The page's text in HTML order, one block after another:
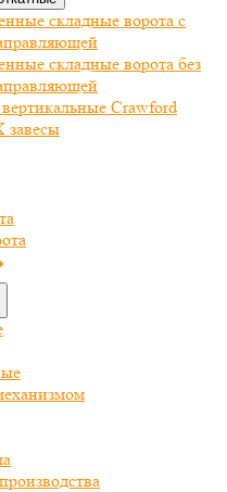
складные ворота с
складные ворота без
Crawford